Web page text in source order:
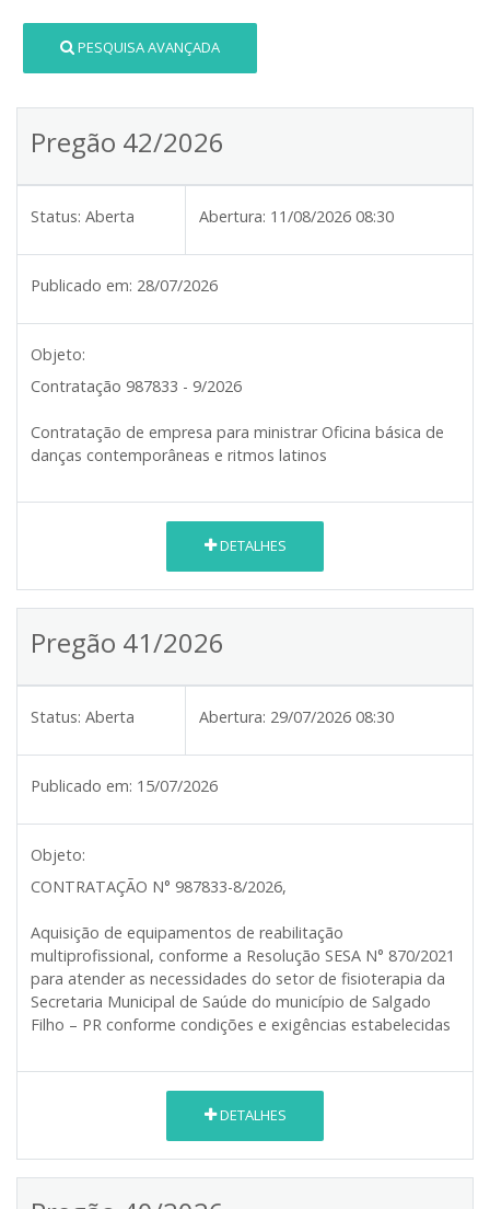
PESQUISA AVANÇADA
Pregão 42/2026
Status: Aberta Abertura: 11/08/2026 08:30
Publicado em: 28/07/2026
Objeto:
Contratação 987833 - 9/2026
Contratação de empresa para ministrar Oficina básica de
danças contemporâneas e ritmos latinos
DETALHES
Pregão 41/2026
Status: Aberta Abertura: 29/07/2026 08:30
Publicado em: 15/07/2026
Objeto:
CONTRATAÇÃO N° 987833-8/2026,
Aquisição de equipamentos de reabilitação
multiprofissional, conforme a Resolução SESA N° 870/2021
para atender as necessidades do setor de fisioterapia da
Secretaria Municipal de Saúde do município de Salgado
Filho – PR conforme condições e exigências estabelecidas
DETALHES